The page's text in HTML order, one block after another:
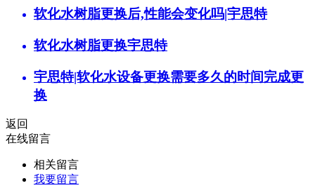
软化水树脂更换后,性能会变化吗|宇思特
软化水树脂更换宇思特
宇思特|软化水设备更换需要多久的时间完成更
换
返回
在线留言
相关留言
我要留言